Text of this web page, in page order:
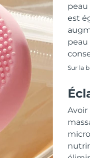
peau
est
peau
Sur la
Avoir